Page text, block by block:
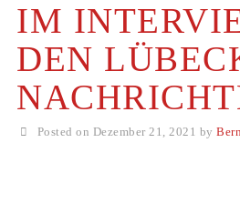
IM
DEN
Posted on Dezember 21, 2021 by